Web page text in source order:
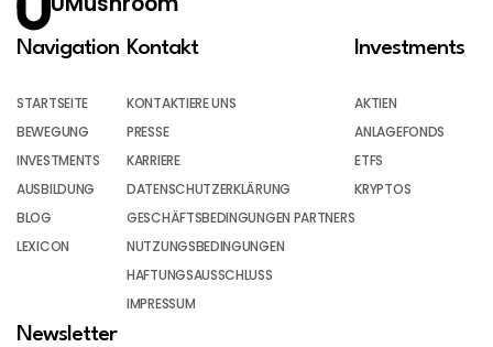
Navigation
STARTSEITE
BEWEGUNG
INVESTMENTS
AUSBILDUNG
BLOG
LEXICON
Kontakt
KONTAKTIERE UNS
PRESSE
KARRIERE
DATENSCHUTZERKLÄRUNG
GESCHÄFTSBEDINGUNGEN PARTNERS
NUTZUNGSBEDINGUNGEN
HAFTUNGSAUSSCHLUSS
IMPRESSUM
Investments
AKTIEN
ANLAGEFONDS
ETFS
KRYPTOS
Newsletter